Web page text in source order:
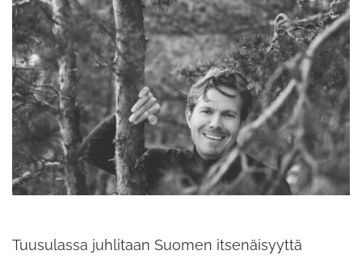
Tuusulassa juhlitaan Suomen itsenäisyyttä